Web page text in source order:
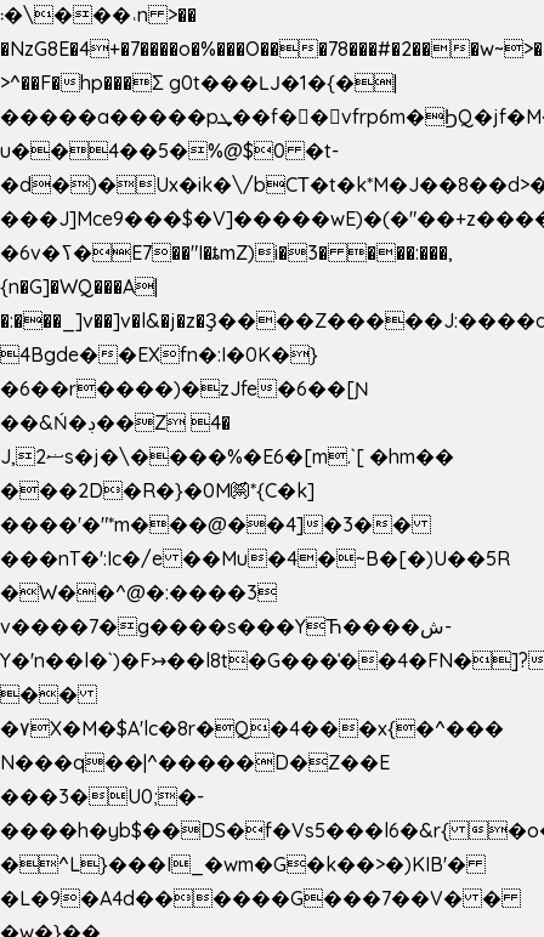
��\�܃�˓n >��
�NzG8E�4+�7����o�%���O���78���#�2��
>^��F�hp���Σ g0t���Ǉ�1�{�|
�����a�����pܜ��f��vfrp6m�ϦQ�jf�M����J:�x��-?
u��4��5�%@$0 �t-
�d�)�Ux�ik�\/
���J]Mce9���$�V]�����wE)�(�"��+z���
�6v�ߖ�E7��"I�ȶmZ)i�3� ���:���,
{n�G]�WQ���A|
4Bgde��EXfn�:I�0K�}
�6��r����)�zJfe�6��[Ɲ
��&Ń�ڊ��Z 4�
J,ޟ2s�j�\����%�E6�[m.`[ �hm��
���2D�R�}�0M㉀*{C�k]
����'�"*m���@��4]�3��
���nT�':Ic�/e ��Mu�4�~B�[�)U��5R
�W��^@�:����3
v����7�g����s���YЋ����ش-
Y�'n��l�`)�F↣��l8t�G���͑��4�FN�]?
��
�۷X�M�$A'lc�8r�Q�4���x{�^���
N���q��|^�����D�Z��E
���3�U0;�-
����h�yb$��DS�f�Vs5���l6�&r{
�^L}���I_�wm�G�k��>�)KIB'�
�L�9�A4d������G���7��V� �
�w�}��